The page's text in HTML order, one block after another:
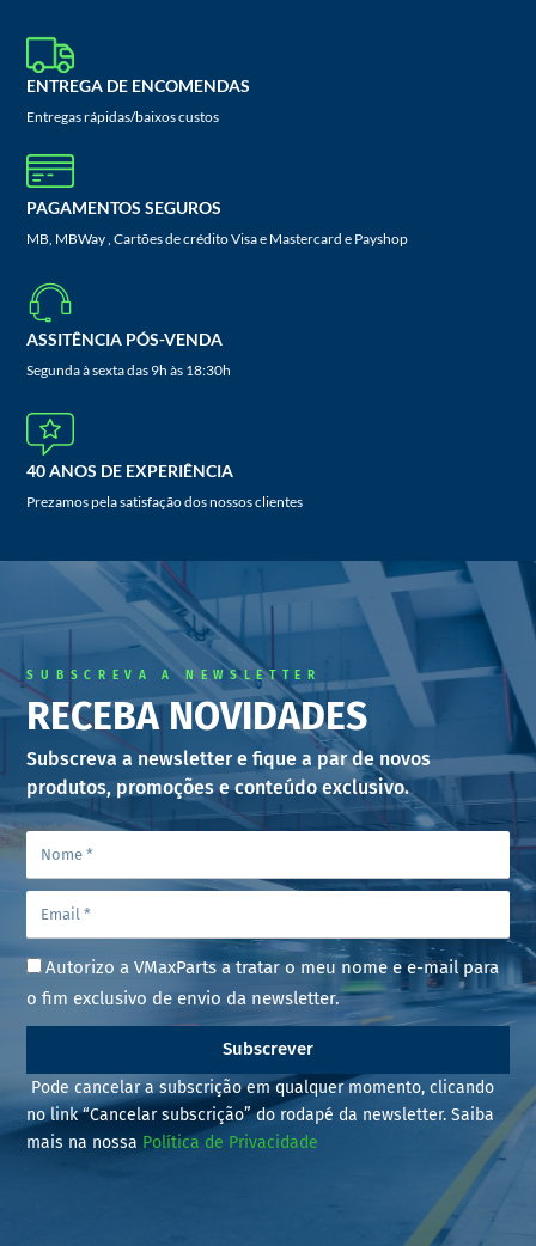
ENTREGA DE ENCOMENDAS
Entregas rápidas/baixos custos
PAGAMENTOS SEGUROS
MB, MBWay , Cartões de crédito Visa e Mastercard e Payshop
ASSITÊNCIA PÓS-VENDA
Segunda à sexta das 9h às 18:30h
40 ANOS DE EXPERIÊNCIA
Prezamos pela satisfação dos nossos clientes
SUBSCREVA A NEWSLETTER
RECEBA NOVIDADES
Subscreva a newsletter e fique a par de novos
produtos, promoções e conteúdo exclusivo.
Autorizo a VMaxParts a tratar o meu nome e e-mail para
o fim exclusivo de envio da newsletter.
Subscrever
Pode cancelar a subscrição em qualquer momento, clicando
no link “Cancelar subscrição” do rodapé da newsletter. Saiba
mais na nossa Política de Privacidade